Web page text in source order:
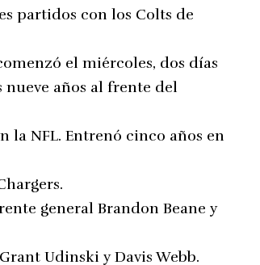
partidos con los Colts de
el miércoles, dos días
nueve años al frente del
la NFL. Entrenó cinco años en
general Brandon Beane y
Udinski y Davis Webb.